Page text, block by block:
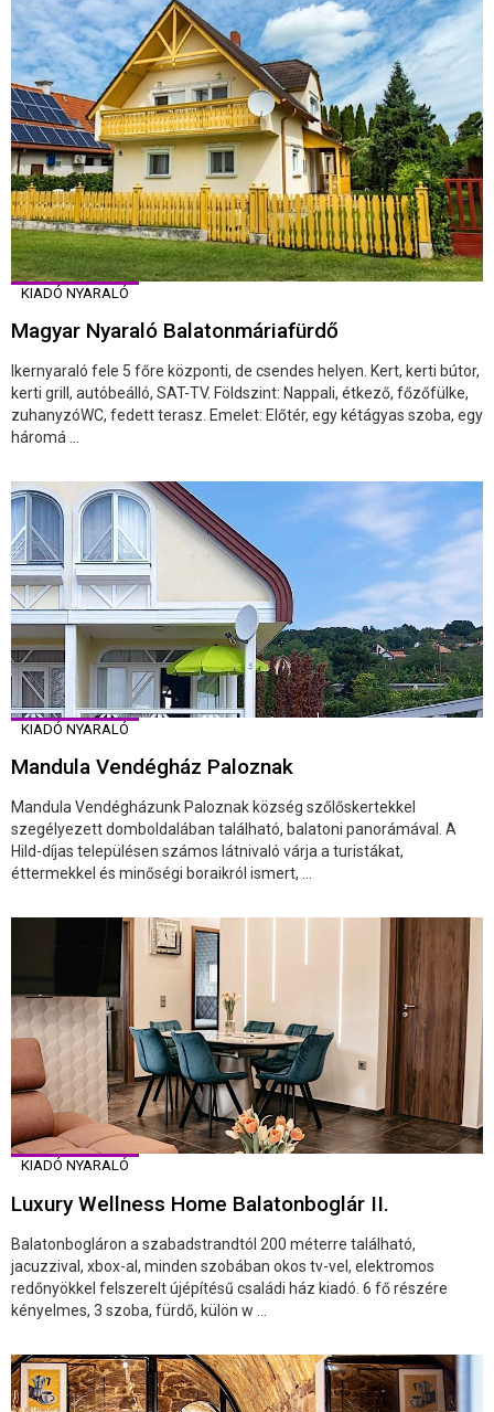
KIADÓ NYARALÓ
Magyar Nyaraló Balatonmáriafürdő
Ikernyaraló fele 5 főre központi, de csendes helyen. Kert, kerti bútor,
kerti grill, autóbeálló, SAT-TV. Földszint: Nappali, étkező, főzőfülke,
zuhanyzóWC, fedett terasz. Emelet: Előtér, egy kétágyas szoba, egy
háromá ...
KIADÓ NYARALÓ
Mandula Vendégház Paloznak
Mandula Vendégházunk Paloznak község szőlőskertekkel
szegélyezett domboldalában található, balatoni panorámával. A
Hild-díjas településen számos látnivaló várja a turistákat,
éttermekkel és minőségi boraikról ismert, ...
KIADÓ NYARALÓ
Luxury Wellness Home Balatonboglár II.
Balatonbogláron a szabadstrandtól 200 méterre található,
jacuzzival, xbox-al, minden szobában okos tv-vel, elektromos
redőnyökkel felszerelt újépítésű családi ház kiadó. 6 fő részére
kényelmes, 3 szoba, fürdő, külön w ...